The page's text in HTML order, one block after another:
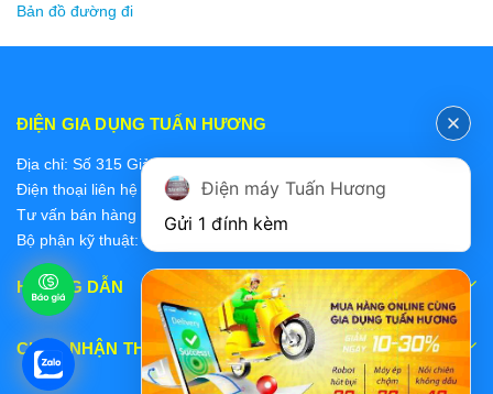
Bản đồ đường đi
ĐIỆN GIA DỤNG TUẤN HƯƠNG
Địa chỉ: Số 315 Giảng Võ, Ba Đình, Hà Nội
Điện thoại liên hệ các bộ phận:
Tư vấn bán hàng 2: 0868228637
Bộ phận kỹ thuật: 0978 319 375
HƯỚNG DẪN
CHẤP NHẬN THANH TOÁN
Điện máy Tuấn Hương
Gửi 1 đính kèm